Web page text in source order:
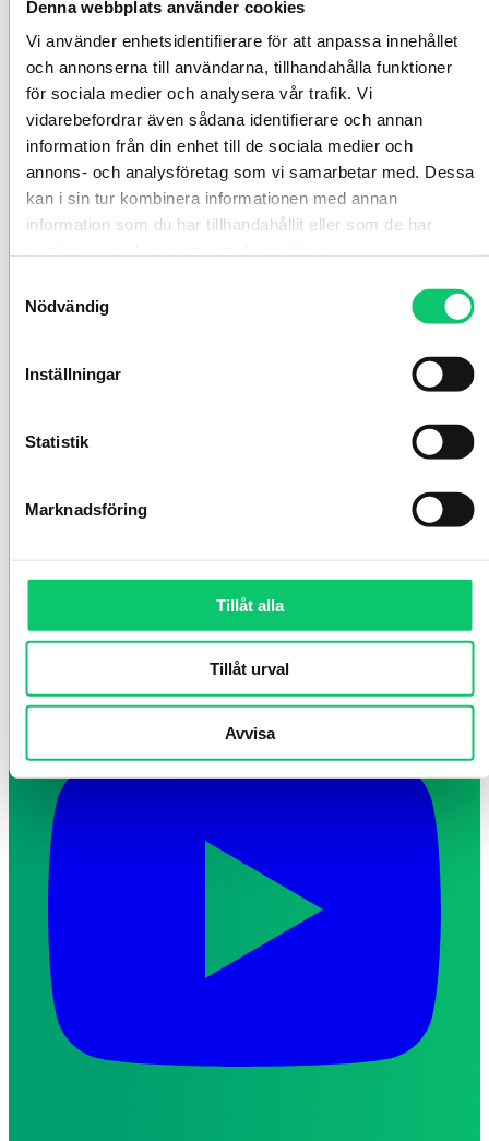
Denna webbplats använder cookies
Vi använder enhetsidentifierare för att anpassa innehållet
och annonserna till användarna, tillhandahålla funktioner
för sociala medier och analysera vår trafik. Vi
vidarebefordrar även sådana identifierare och annan
information från din enhet till de sociala medier och
annons- och analysföretag som vi samarbetar med. Dessa
kan i sin tur kombinera informationen med annan
information som du har tillhandahållit eller som de har
Nödvändig
Inställningar
Statistik
Marknadsföring
Tillåt alla
Tillåt urval
Avvisa